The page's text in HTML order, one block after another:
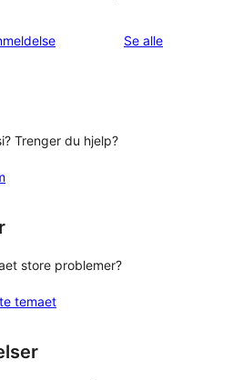
Se alleomtalene
Trenger du hjelp?
store problemer?
temaet